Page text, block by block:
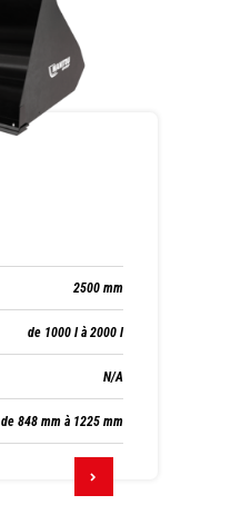
2500 mm
de 1000 l à 2000 l
N/A
de 848 mm à 1225 mm